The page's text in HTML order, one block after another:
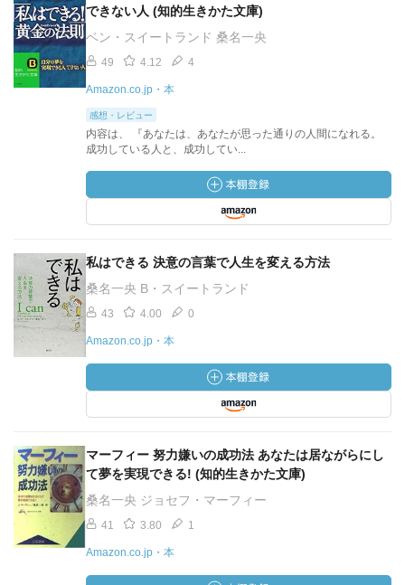
できない人 (知的生きかた文庫)
ベン・スイートランド 桑名一央
49 4.12 4
Amazon.co.jp・本
感想・レビュー
内容は、 『あなたは、あなたが思った通りの人間になれる。
成功している人と、成功してい...
私はできる 決意の言葉で人生を変える方法
桑名一央 B・スイートランド
43 4.00 0
Amazon.co.jp・本
マーフィー 努力嫌いの成功法 あなたは居ながらにし
て夢を実現できる! (知的生きかた文庫)
桑名一央 ジョセフ・マーフィー
41 3.80 1
Amazon.co.jp・本